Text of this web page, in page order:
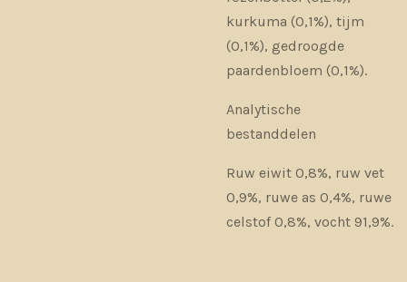
kurkuma (0,1%), tijm
(0,1%), gedroogde
paardenbloem (0,1%).
Analytische
bestanddelen
Ruw eiwit 0,8%, ruw vet
0,9%, ruwe as 0,4%, ruwe
celstof 0,8%, vocht 91,9%.